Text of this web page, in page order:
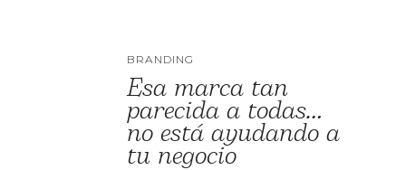
BRANDING
Esa marca tan
parecida a todas…
no está ayudando a
tu negocio